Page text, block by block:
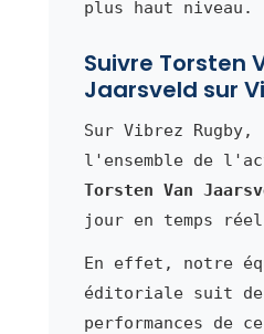
plus haut niveau.
Suivre Torsten
Jaarsveld sur
Sur Vibrez Rugby,
l'ensemble de
Torsten Van
jour en temps
En effet, notre
éditoriale suit
performances de